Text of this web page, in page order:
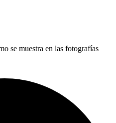
se muestra en las fotografías